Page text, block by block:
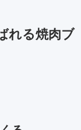
れる焼肉ブ